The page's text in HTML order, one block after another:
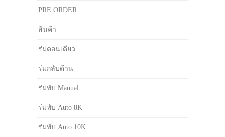
PRE ORDER
สินค้า
ร่มตอนเดียว
ร่มกลับด้าน
ร่มพับ Manual
ร่มพับ Auto 8K
ร่มพับ Auto 10K